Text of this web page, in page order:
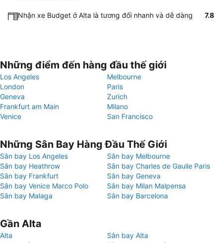
Nhận xe Budget ở Alta là tương đối nhanh và dễ dàng 7.8
Những điểm đến hàng đầu thế giới
Los Angeles
Melbourne
London
Paris
Geneva
Zurich
Frankfurt am Main
Milano
Venice
San Francisco
Những Sân Bay Hàng Đầu Thế Giới
Sân bay Los Angeles
Sân bay Melbourne
Sân bay Heathrow
Sân bay Charles de Gaulle Paris
Sân bay Frankfurt
Sân bay Geneva
Sân bay Venice Marco Polo
Sân bay Milan Malpensa
Sân bay Malaga
Sân bay Barcelona
Gần Alta
Alta
Sân bay Alta